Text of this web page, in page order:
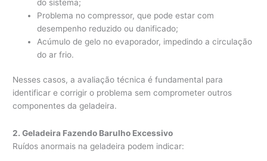
do sistema;
Problema no compressor, que pode estar com
desempenho reduzido ou danificado;
Acúmulo de gelo no evaporador, impedindo a circulação
do ar frio.
Nesses casos, a avaliação técnica é fundamental para
identificar e corrigir o problema sem comprometer outros
componentes da geladeira.
2. Geladeira Fazendo Barulho Excessivo
Ruídos anormais na geladeira podem indicar: